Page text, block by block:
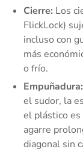
Cierre: Los
FlickLock)
incluso con
más
o frío.
Empuñadura:
el sudor, la
el plástico es
agarre
diagonal sin